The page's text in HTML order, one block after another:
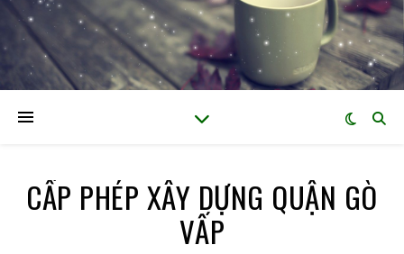
CẤP PHÉP XÂY DỰNG QUẬN GÒ
VẤP